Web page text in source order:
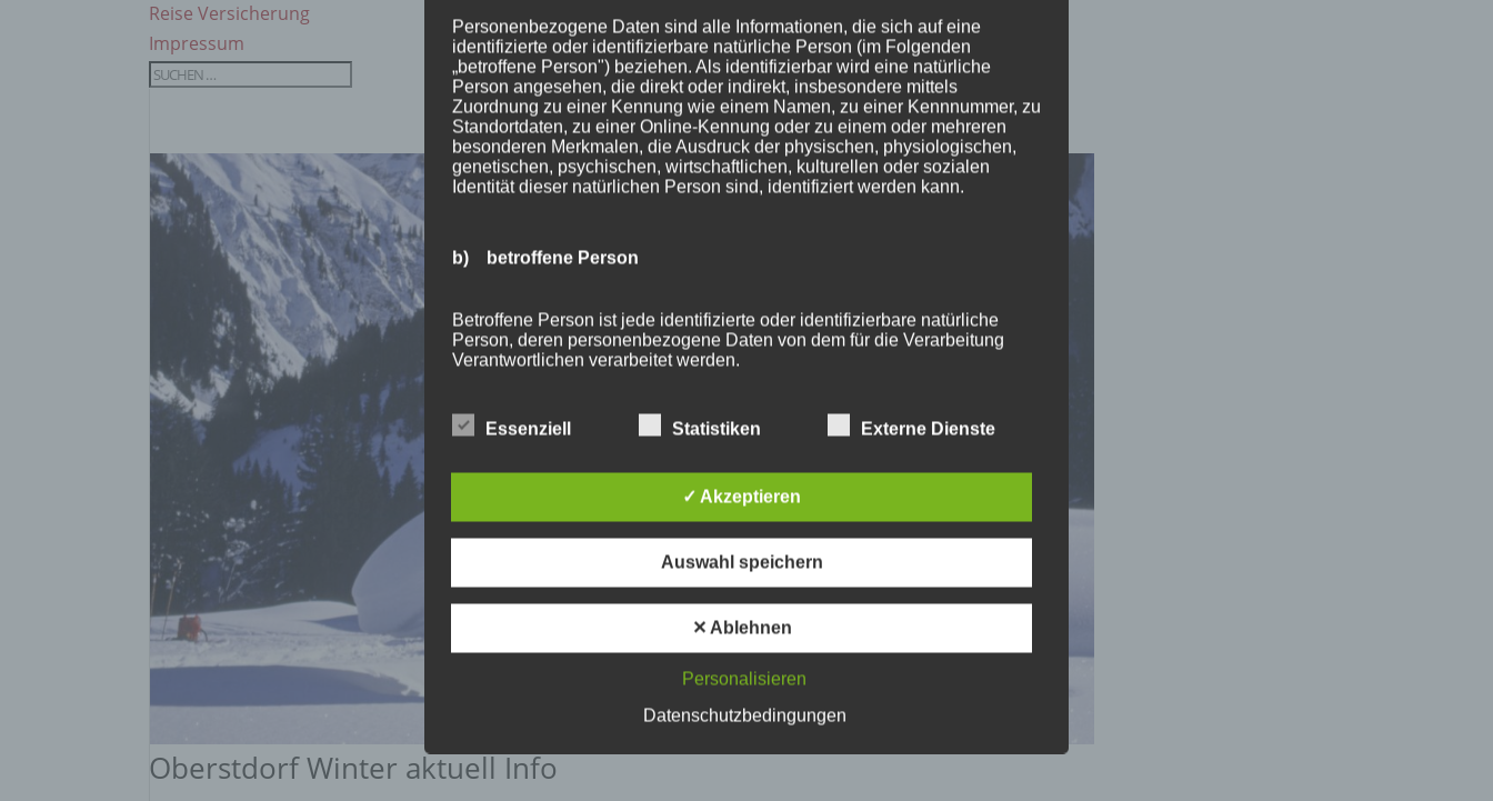
Reise Versicherung
Impressum
Oberstdorf Winter aktuell Info
Personenbezogene Daten sind alle Informationen, die sich auf eine
identifizierte oder identifizierbare natürliche Person (im Folgenden
„betroffene Person") beziehen. Als identifizierbar wird eine natürliche
Person angesehen, die direkt oder indirekt, insbesondere mittels
Zuordnung zu einer Kennung wie einem Namen, zu einer Kennnummer, zu
Standortdaten, zu einer Online-Kennung oder zu einem oder mehreren
besonderen Merkmalen, die Ausdruck der physischen, physiologischen,
genetischen, psychischen, wirtschaftlichen, kulturellen oder sozialen
Identität dieser natürlichen Person sind, identifiziert werden kann.
b) betroffene Person
Betroffene Person ist jede identifizierte oder identifizierbare natürliche
Person, deren personenbezogene Daten von dem für die Verarbeitung
Verantwortlichen verarbeitet werden.
c) Verarbeitung
Verarbeitung ist jeder mit oder ohne Hilfe automatisierter Verfahren
mit personenbezogenen Daten wie das Erheben, das Erfassen, die
Organisation, das Ordnen, die Speicherung, die Anpassung oder
Veränderung, das Auslesen, das Abfragen, die Verwendung, die
Offenlegung durch Übermittlung, Verbreitung oder eine andere Form der
d) Einschränkung der Verarbeitung
Einschränkung der Verarbeitung ist die Markierung gespeicherter
Essenziell Statistiken Externe Dienste
✓ Akzeptieren
Auswahl speichern
✕ Ablehnen
Personalisieren
Datenschutzbedingungen